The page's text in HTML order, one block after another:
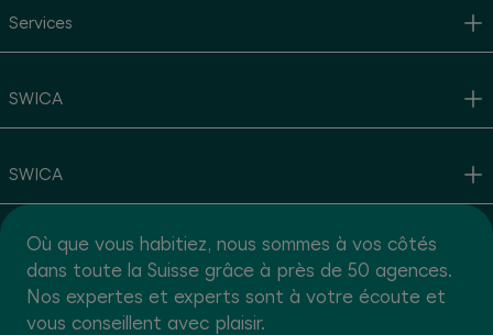
Services
SWICA
SWICA
Où que vous habitiez, nous sommes à vos côtés
dans toute la Suisse grâce à près de 50 agences.
Nos expertes et experts sont à votre écoute et
vous conseillent avec plaisir.